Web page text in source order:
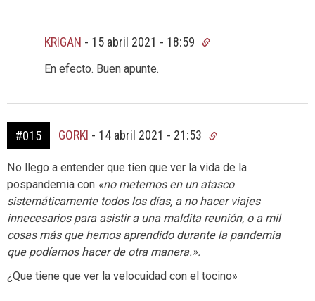
KRIGAN - 15 abril 2021 - 18:59
En efecto. Buen apunte.
#015 GORKI - 14 abril 2021 - 21:53
No llego a entender que tien que ver la vida de la
pospandemia con «no meternos en un atasco
sistemáticamente todos los días, a no hacer viajes
innecesarios para asistir a una maldita reunión, o a mil
cosas más que hemos aprendido durante la pandemia
que podíamos hacer de otra manera.».
¿Que tiene que ver la velocuidad con el tocino»